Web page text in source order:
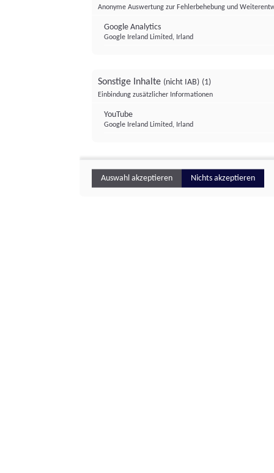
Anonyme Auswertung zur Fehlerbehebung und
Google Analytics
Google Ireland Limited, Irland
Sonstige Inhalte (nicht IAB) (1)
Einbindung zusätzlicher Informationen
YouTube
Google Ireland Limited, Irland
Auswahl akzeptieren Nichts akzeptieren